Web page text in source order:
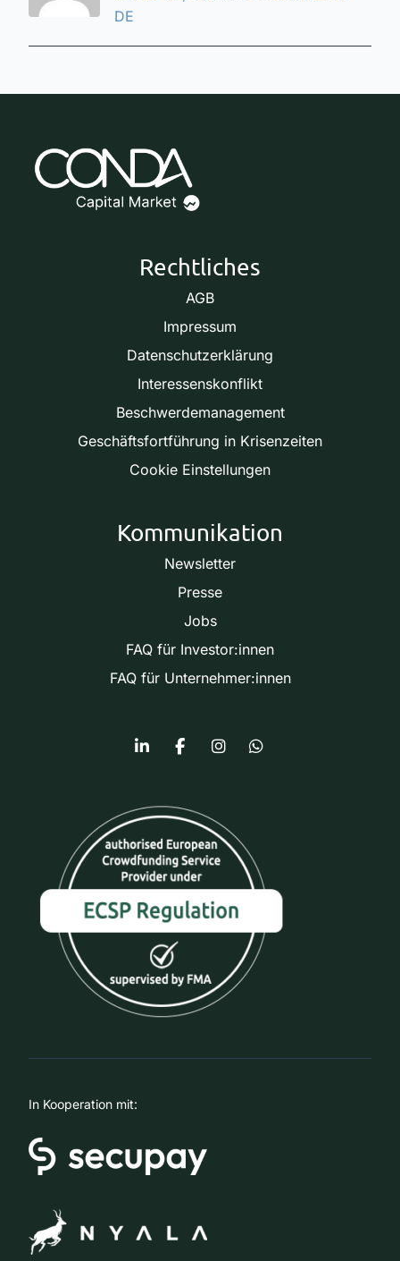
DE
Rechtliches
AGB
Impressum
Datenschutzerklärung
Interessenskonflikt
Beschwerdemanagement
Geschäftsfortführung in Krisenzeiten
Cookie Einstellungen
Kommunikation
Newsletter
Presse
Jobs
FAQ für Investor:innen
FAQ für Unternehmer:innen
In Kooperation mit: